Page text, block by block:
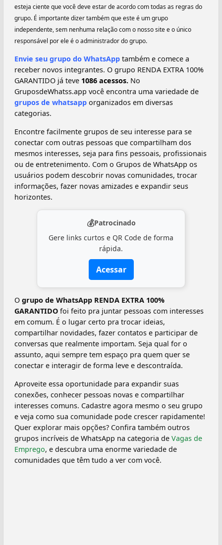
esteja ciente que você deve estar de acordo com todas as regras do
grupo. É importante dizer também que este é um grupo
independente, sem nenhuma relação com o nosso site e o único
responsável por ele é o administrador do grupo.
Envie seu grupo do WhatsApp também e comece a
receber novos integrantes. O grupo RENDA EXTRA 100%
GARANTIDO já teve 1086 acessos. No
GruposdeWhatss.app você encontra uma variedade de
grupos de whatsapp organizados em diversas
categorias.
Encontre facilmente grupos de seu interesse para se
conectar com outras pessoas que compartilham dos
mesmos interesses, seja para fins pessoais, profissionais
ou de entretenimento. Com o Grupos de WhatsApp os
usuários podem descobrir novas comunidades, trocar
informações, fazer novas amizades e expandir seus
horizontes.
💰Patrocinado
Gere links curtos e QR Code de forma
rápida.
Acessar
O grupo de WhatsApp RENDA EXTRA 100%
GARANTIDO foi feito pra juntar pessoas com interesses
em comum. É o lugar certo pra trocar ideias,
compartilhar novidades, fazer contatos e participar de
conversas que realmente importam. Seja qual for o
assunto, aqui sempre tem espaço pra quem quer se
conectar e interagir de forma leve e descontraída.
Aproveite essa oportunidade para expandir suas
conexões, conhecer pessoas novas e compartilhar
interesses comuns. Cadastre agora mesmo o seu grupo
e veja como sua comunidade pode crescer rapidamente!
Quer explorar mais opções? Confira também outros
grupos incríveis de WhatsApp na categoria de Vagas de
Emprego, e descubra uma enorme variedade de
comunidades que têm tudo a ver com você.